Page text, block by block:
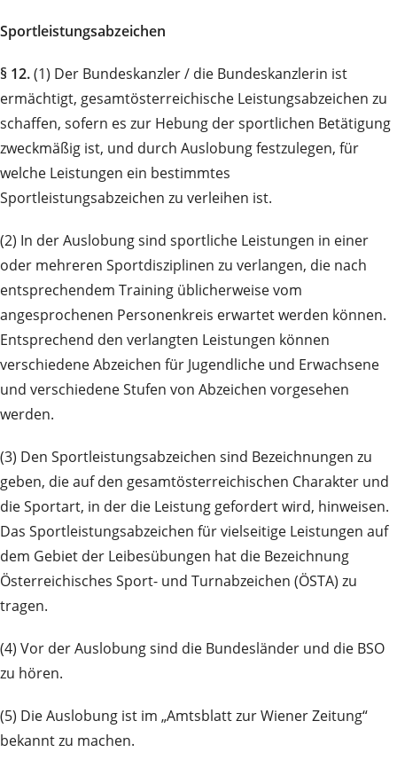
Sportleistungsabzeichen
§ 12.(1) Der Bundeskanzler / die Bundeskanzlerin ist
ermächtigt, gesamtösterreichische Leistungsabzeichen zu
schaffen, sofern es zur Hebung der sportlichen Betätigung
zweckmäßig ist, und durch Auslobung festzulegen, für
welche Leistungen ein bestimmtes
Sportleistungsabzeichen zu verleihen ist.
(2) In der Auslobung sind sportliche Leistungen in einer
oder mehreren Sportdisziplinen zu verlangen, die nach
entsprechendem Training üblicherweise vom
angesprochenen Personenkreis erwartet werden können.
Entsprechend den verlangten Leistungen können
verschiedene Abzeichen für Jugendliche und Erwachsene
und verschiedene Stufen von Abzeichen vorgesehen
werden.
(3) Den Sportleistungsabzeichen sind Bezeichnungen zu
geben, die auf den gesamtösterreichischen Charakter und
die Sportart, in der die Leistung gefordert wird, hinweisen.
Das Sportleistungsabzeichen für vielseitige Leistungen auf
dem Gebiet der Leibesübungen hat die Bezeichnung
Österreichisches Sport- und Turnabzeichen (ÖSTA) zu
tragen.
(4) Vor der Auslobung sind die Bundesländer und die BSO
zu hören.
(5) Die Auslobung ist im „Amtsblatt zur Wiener Zeitung“
bekannt zu machen.